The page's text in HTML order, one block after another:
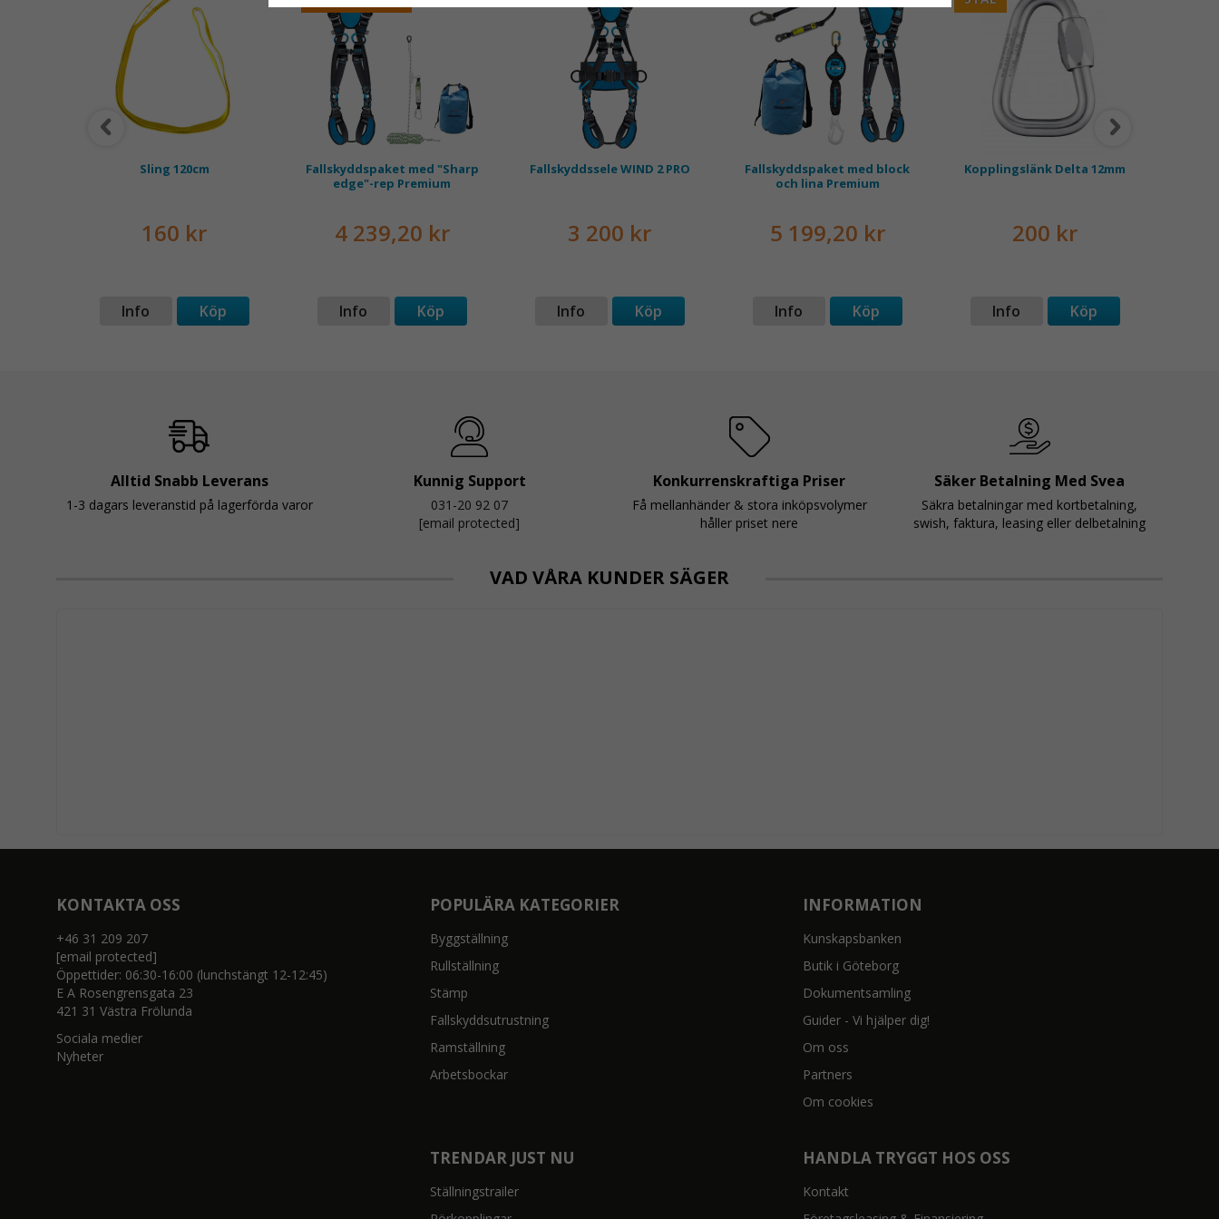
Sling 120cm
160 kr
Info Köp
Fallskyddspaket med "Sharp
edge"-rep Premium
4 239,20 kr
Info Köp
Fallskyddssele WIND 2 PRO
3 200 kr
Info Köp
Fallskyddspaket med block
och lina Premium
5 199,20 kr
Info Köp
Kopplingslänk Delta 12mm
200 kr
Info Köp
Alltid Snabb Leverans
1-3 dagars leveranstid på lagerförda varor
Kunnig Support
031-20 92 07
[email protected]
Konkurrenskraftiga Priser
Få mellanhänder & stora inköpsvolymer
håller priset nere
Säker Betalning Med Svea
Säkra betalningar med kortbetalning,
swish, faktura, leasing eller delbetalning
VAD VÅRA KUNDER SÄGER
KONTAKTA OSS
+46 31 209 207
[email protected]
Öppettider: 06:30-16:00 (lunchstängt 12-12:45)
E A Rosengrensgata 23
421 31 Västra Frölunda
Sociala medier
Nyheter
POPULÄRA KATEGORIER
Byggställning
Rullställning
Stämp
Fallskyddsutrustning
Ramställning
Arbetsbockar
INFORMATION
Kunskapsbanken
Butik i Göteborg
Dokumentsamling
Guider - Vi hjälper dig!
Om oss
Partners
Om cookies
TRENDAR JUST NU
Ställningstrailer
HANDLA TRYGGT HOS OSS
Kontakt